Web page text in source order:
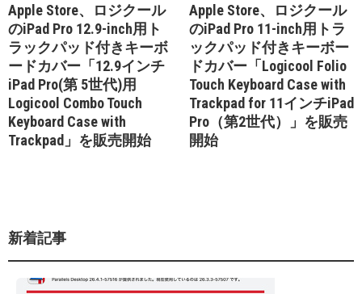
Apple Store、ロジクール
のiPad Pro 12.9-inch用ト
ラックパッド付きキーボ
ードカバー「12.9インチ
iPad Pro(第 5世代)用
Logicool Combo Touch
Keyboard Case with
Trackpad」を販売開始
Apple Store、ロジクール
のiPad Pro 11-inch用トラ
ックパッド付きキーボー
ドカバー「Logicool Folio
Touch Keyboard Case with
Trackpad for 11インチiPad
Pro（第2世代）」を販売
開始
新着記事